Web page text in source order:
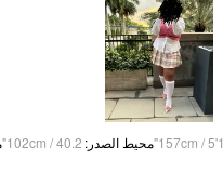
157cm / 5'1" محيط الصدر:
102cm / 40.2"